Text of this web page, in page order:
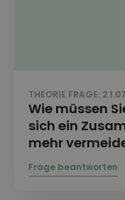
THEORIE FRAGE:
Wie müssen
sich ein
mehr